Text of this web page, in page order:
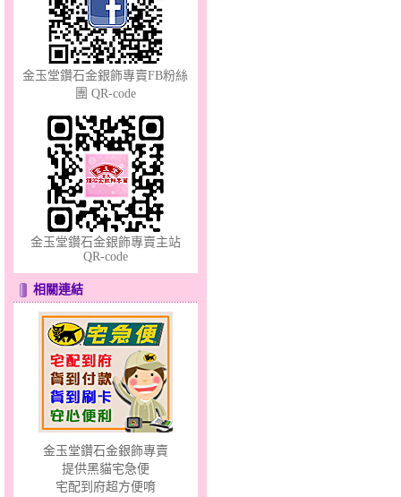
心之舞～金銀鋼套鍊
甜心女孩～金銀鋼女套鍊
分享愛～金銀鋼套鍊
金玉堂鑽石金銀飾專賣FB粉絲
團 QR-code
金玉堂鑽石金銀飾專賣主站
QR-code
相關連結
金玉堂鑽石金銀飾專賣
提供黑貓宅急便
宅配到府超方便唷